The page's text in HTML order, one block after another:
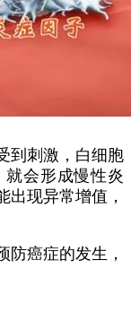
到刺激，白细胞
就会形成慢性炎
出现异常增值，
防癌症的发生，